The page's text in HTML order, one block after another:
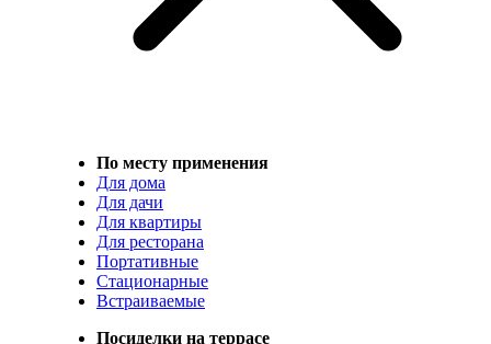
По месту применения
Для дома
Для дачи
Для квартиры
Для ресторана
Портативные
Стационарные
Встраиваемые
Посиделки на террасе